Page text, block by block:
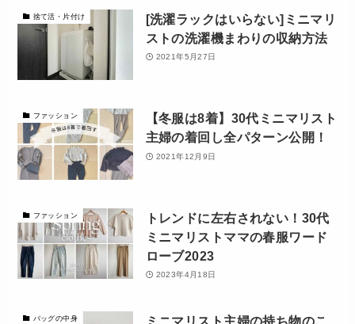
捨て活・片付け
[洗濯ラックはいらない]ミニマリ
ストの洗濯機まわりの収納方法
2021年5月27日
ファッション
【冬服は8着】30代ミニマリスト
主婦の着回し全パターン公開！
2021年12月9日
ファッション
トレンドに左右されない！30代
ミニマリストママの春服ワード
ローブ2023
2023年4月18日
バッグの中身
ミニマリスト主婦の持ち物のこ